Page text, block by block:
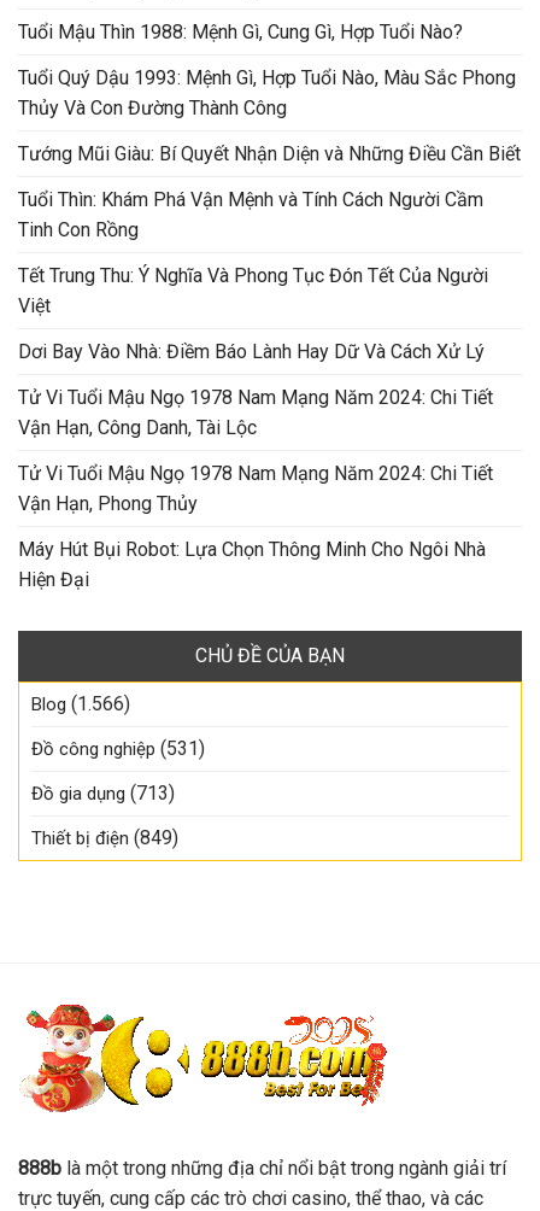
Tuổi Mậu Thìn 1988: Mệnh Gì, Cung Gì, Hợp Tuổi Nào?
Tuổi Quý Dậu 1993: Mệnh Gì, Hợp Tuổi Nào, Màu Sắc Phong
Thủy Và Con Đường Thành Công
Tướng Mũi Giàu: Bí Quyết Nhận Diện và Những Điều Cần Biết
Tuổi Thìn: Khám Phá Vận Mệnh và Tính Cách Người Cầm
Tinh Con Rồng
Tết Trung Thu: Ý Nghĩa Và Phong Tục Đón Tết Của Người
Việt
Dơi Bay Vào Nhà: Điềm Báo Lành Hay Dữ Và Cách Xử Lý
Tử Vi Tuổi Mậu Ngọ 1978 Nam Mạng Năm 2024: Chi Tiết
Vận Hạn, Công Danh, Tài Lộc
Tử Vi Tuổi Mậu Ngọ 1978 Nam Mạng Năm 2024: Chi Tiết
Vận Hạn, Phong Thủy
Máy Hút Bụi Robot: Lựa Chọn Thông Minh Cho Ngôi Nhà
Hiện Đại
CHỦ ĐỀ CỦA BẠN
Blog (1.566)
Đồ công nghiệp (531)
Đồ gia dụng (713)
Thiết bị điện (849)
888b là một trong những địa chỉ nổi bật trong ngành giải trí
trực tuyến, cung cấp các trò chơi casino, thể thao, và các